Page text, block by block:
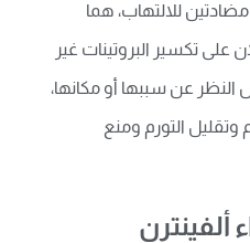
للالتهاب، هما
على تكسير البروتينات غير
النظر عن سببها أو مكانها،
التورم ومنع
ألفينترن